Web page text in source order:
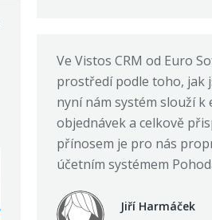
Ve Vistos CRM od Euro
prostředí podle toho, jak
nyní nám systém slouží k
objednávek a celkově
přínosem je pro nás
účetním systémem
Jiří Harmáček